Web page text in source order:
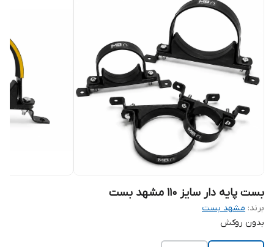
بست پایه دار سایز 110 مشهد بست
برند: مشهد بست
بدون روکش